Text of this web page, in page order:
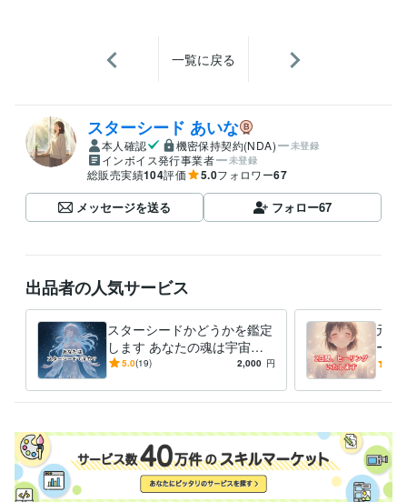
一覧に戻る
スターシード あいな
本人確認 機密保持契約(NDA) 未登録
インボイス発行事業者 未登録
総販売実績104評価 5.0フォロワー67
メッセージを送る フォロー67
出品者の人気サービス
スターシードかどうかを鑑定
します あなたの魂は宇宙か
らやってきている？
5.0(19) 2,000 円
元気
ーリ
ネガ